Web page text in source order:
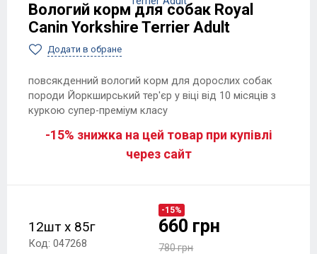
Вологий корм для собак Royal
Canin Yorkshire Terrier Adult
Додати в обране
повсякденний вологий корм для дорослих собак
породи Йоркширський тер'єр у віці від 10 місяців з
куркою супер-преміум класу
-15% знижка на цей товар при купівлі
через сайт
12шт х 85г
Код: 047268
-15%
660 грн
780 грн